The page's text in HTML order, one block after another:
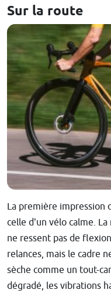
Sur la route
La première impression
celle d'un vélo calme.
ne ressent pas de
relances, mais le cadre
sèche comme un tout-
dégradé, les vibrations